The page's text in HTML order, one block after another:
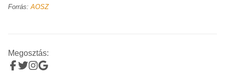
Forrás: AOSZ
Megosztás: